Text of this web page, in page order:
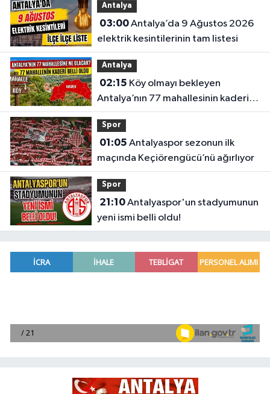
Antalya
03:00Antalya’da 9 Ağustos 2026
elektrik kesintilerinin tam listesi
Antalya
02:15
Antalya’nın 77 mahallesinin kaderi
belli oldu
Spor
01:05
maçında Keçiörengücü’nü ağırlıyor
Spor
21:10Antalyaspor'un stadyumunun
yeni ismi belli oldu!